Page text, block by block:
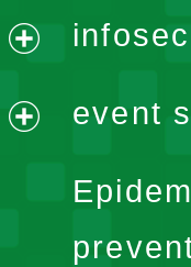
menu
menu
event